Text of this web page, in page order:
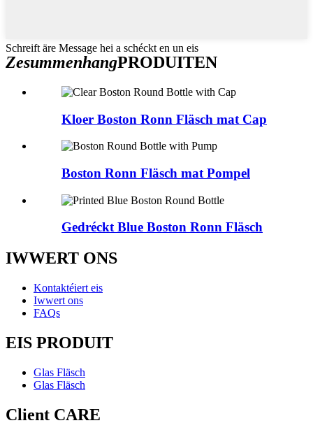
Schreift äre Message hei a schéckt en un eis
ZesummenhangPRODUITEN
Kloer Boston Ronn Fläsch mat Cap
Boston Ronn Fläsch mat Pompel
Gedréckt Blue Boston Ronn Fläsch
IWWERT ONS
Kontaktéiert eis
Iwwert ons
FAQs
EIS PRODUIT
Glas Fläsch
Glas Fläsch
Client CARE